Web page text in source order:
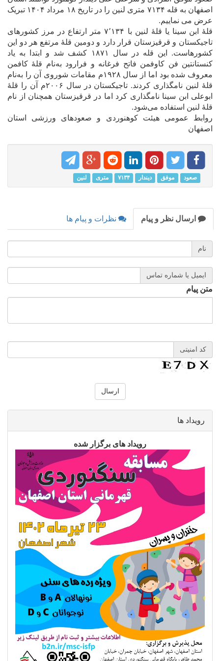
اصفهان به قله ۷۱۳۴ متری لنین را در تاریخ ۱۸ مرداد ۱۴۰۴ تبریک
عرض می نماییم.
قلهٔ ابن سینا یا قلهٔ لنین با ۷٬۱۳۴ متر ارتفاع در مرز کشورهای
تاجیکستان و قرقیزستان قرار دارد و دومین قلۀ مرتفع هر دو این
کشورهاست. این قله در سال ۱۸۷۱ کشف شد و ابتدا به یاد
کنستانتین فن کاوفمن فاتح فرغانه و فرارود به‌نام قلۀ کافمن
معروف شده بود اما از سال ۱۹۲۸م مقامات شوروی آن را به‌نام
قلۀ لنین نامگذاری کردند. تاجیکستان در سال ۲۰۰۶م آن را قلۀ
ابوعلی ابن سینا نامگذاری کرد اما در قرقیزستان همچنان از نام
قلۀ لنین استفاده می‌شود.
روابط عمومی هیئت کوهنوردی و صعودهای ورزشی استان
اصفهان
صعود موفق دیندار ۷۱۳۴ متری لنین
ارسال نظر و پیام نظرات و پیام ها
نام
ایمیل یا شماره تماس
متن پیام
کد امنیتی
رویداد ها
رویداد های برگزار شده